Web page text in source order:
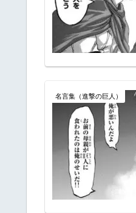
名言集（進撃の巨人）